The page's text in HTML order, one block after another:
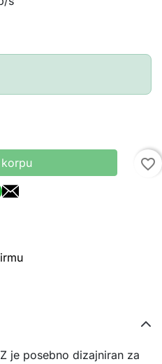
favorite_border
je posebno dizajniran za